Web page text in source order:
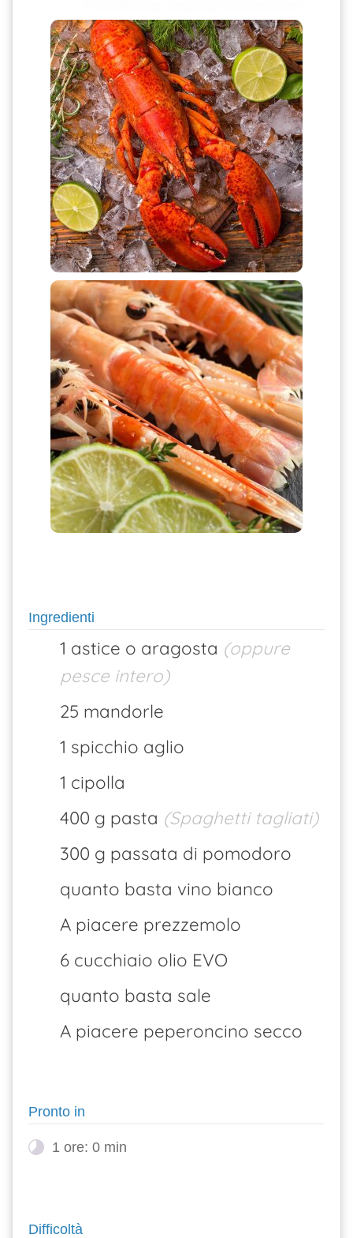
Ingredienti
1 astice o aragosta (oppure
pesce intero)
25 mandorle
1 spicchio aglio
1 cipolla
400 g pasta (Spaghetti tagliati)
300 g passata di pomodoro
quanto basta vino bianco
A piacere prezzemolo
6 cucchiaio olio EVO
quanto basta sale
A piacere peperoncino secco
Pronto in
1 ore: 0 min
Difficoltà